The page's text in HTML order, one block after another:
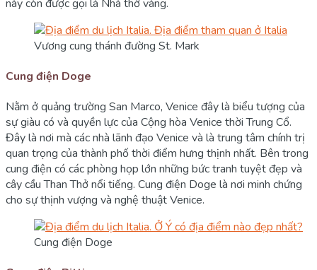
này còn được gọi là Nhà thờ vàng.
Vương cung thánh đường St. Mark
Cung điện Doge
Nằm ở quảng trường San Marco, Venice đây là biểu tượng của
sự giàu có và quyền lực của Cộng hòa Venice thời Trung Cổ.
Đây là nơi mà các nhà lãnh đạo Venice và là trung tâm chính trị
quan trọng của thành phố thời điểm hưng thịnh nhất. Bên trong
cung điện có các phòng họp lớn những bức tranh tuyệt đẹp và
cây cầu Than Thở nổi tiếng. Cung điện Doge là nơi minh chứng
cho sự thịnh vượng và nghệ thuật Venice.
Cung điện Doge